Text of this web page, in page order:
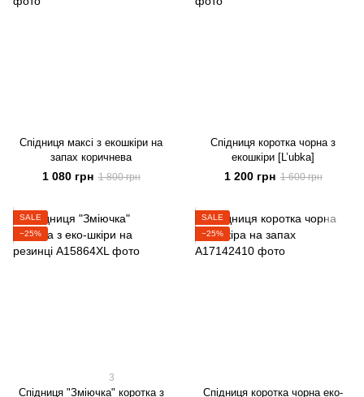
Спідниця максі з екошкіри на
запах коричнева
1 080 грн 1 800 грн
Спідниця коротка чорна з
екошкіри [L’ubka]
1 200 грн 1 600 грн
SALE
−25%
3
Спідниця "Зміючка" коротка з
SALE
−25%
Спідниця коротка чорна еко-